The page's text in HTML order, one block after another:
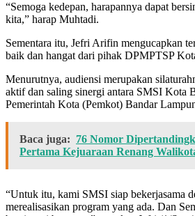
“Semoga kedepan, harapannya dapat
kita,” harap Muhtadi.
Sementara itu, Jefri Arifin mengucapkan
baik dan hangat dari pihak DPMPTSP
Menurutnya, audiensi merupakan
aktif dan saling sinergi antara SMSI Kota
Pemerintah Kota (Pemkot) Bandar
Baca juga: 76 Nomor
Pertama Kejuaraan Renang
“Untuk itu, kami SMSI siap bekerjasama
merealisasikan program yang ada. Dan